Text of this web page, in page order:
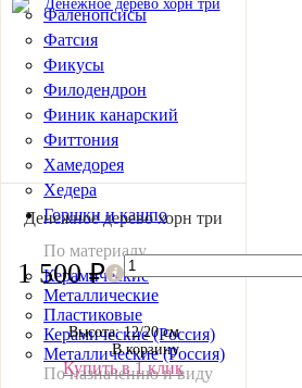
Фаленопсисы
Фатсия
Фикусы
Филодендрон
Финик канарский
Фиттония
Хамедорея
Хедера
Горшки и кашпо
По материалу
Керамические
Металлические
Пластиковые
Керамические (Россия)
Металлические (Россия)
По назначению и виду
Денежное дерево хорн три
1 500 ₽
Высота: 12/20 см
В корзину
Купить в 1 клик